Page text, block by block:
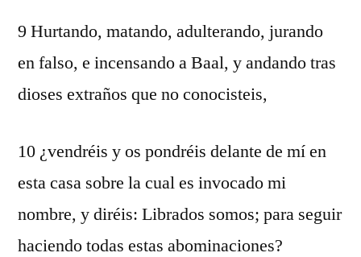
9 Hurtando, matando, adulterando, jurando
en falso, e incensando a Baal, y andando tras
dioses extraños que no conocisteis,
10 ¿vendréis y os pondréis delante de mí en
esta casa sobre la cual es invocado mi
nombre, y diréis: Librados somos; para seguir
haciendo todas estas abominaciones?